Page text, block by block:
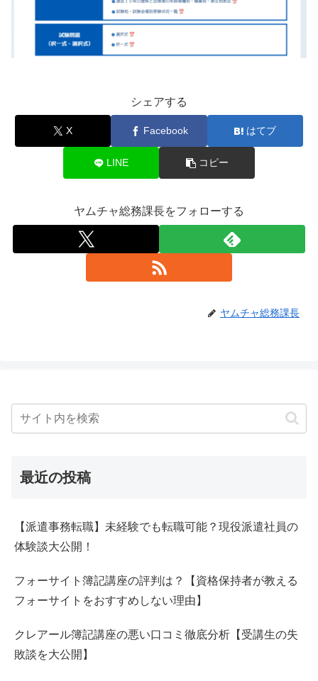
シェアする
X Facebook はてブ
LINE コピー
ヤムチャ総務課長をフォローする
ヤムチャ総務課長
最近の投稿
【派遣事務転職】未経験でも転職可能？現役派遣社員の
体験談大公開！
フォーサイト簿記講座の評判は？【資格保持者が教える
フォーサイトをおすすめしない理由】
クレアール簿記講座の悪い口コミ徹底分析【受講生の失
敗談を大公開】